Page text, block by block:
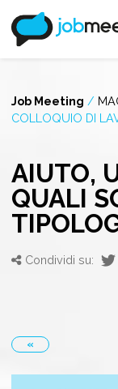
Job Meeting /
COLLOQUIO DI
AIUTO,
QUALI
Condividi su:
«